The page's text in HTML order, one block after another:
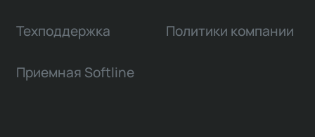
Техподдержка Политики компании
Приемная Softline